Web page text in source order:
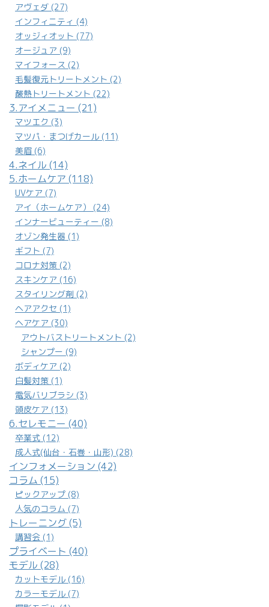
アヴェダ (27)
インフィニティ (4)
オッジィオット (77)
オージュア (9)
マイフォース (2)
毛髪復元トリートメント (2)
酸熱トリートメント (22)
3.アイメニュー (21)
マツエク (3)
マツパ・まつげカール (11)
美眉 (6)
4.ネイル (14)
5.ホームケア (118)
UVケア (7)
アイ（ホームケア） (24)
インナービューティー (8)
オゾン発生器 (1)
ギフト (7)
コロナ対策 (2)
スキンケア (16)
スタイリング剤 (2)
ヘアアクセ (1)
ヘアケア (30)
アウトバストリートメント (2)
シャンプー (9)
ボディケア (2)
白髪対策 (1)
電気バリブラシ (3)
頭皮ケア (13)
6.セレモニー (40)
卒業式 (12)
成人式(仙台・石巻・山形) (28)
インフォメーション (42)
コラム (15)
ピックアップ (8)
人気のコラム (7)
トレーニング (5)
講習会 (1)
プライベート (40)
モデル (28)
カットモデル (16)
カラーモデル (7)